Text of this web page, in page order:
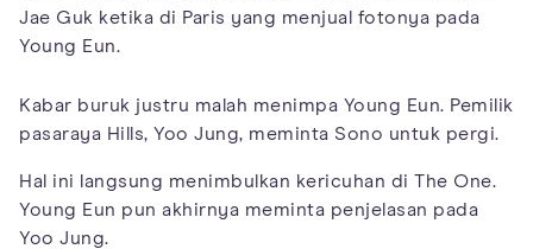
Jae Guk ketika di Paris yang menjual fotonya pada
Young Eun.
Kabar buruk justru malah menimpa Young Eun. Pemilik
pasaraya Hills, Yoo Jung, meminta Sono untuk pergi.
Hal ini langsung menimbulkan kericuhan di The One.
Young Eun pun akhirnya meminta penjelasan pada
Yoo Jung.